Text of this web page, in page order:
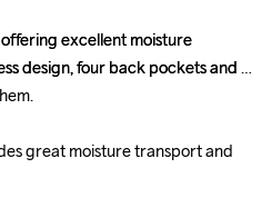
excellent moisture
design, four back pockets and
great moisture transport and
excellent moisture
design, four back pockets and
great moisture transport and